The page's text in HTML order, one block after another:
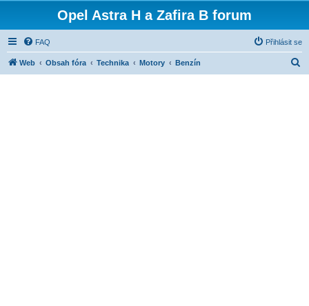
Opel Astra H a Zafira B forum
FAQ Přihlásit se
Web Obsah fóra Technika Motory Benzín